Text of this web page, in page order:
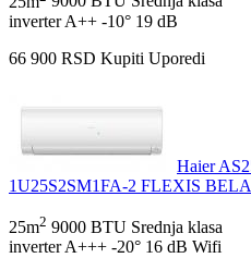
inverter A++ -10° 19 dB
66 900 RSD Kupiti Uporedi
Haier
1U25S2SM1FA-2 FLEXIS BELA
25m2 9000 BTU Srednja klasa
inverter A+++ -20° 16 dB Wifi